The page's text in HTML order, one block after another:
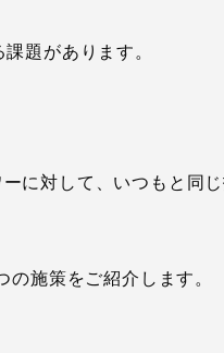
題があります。
に対して、いつもと同
施策をご紹介します。